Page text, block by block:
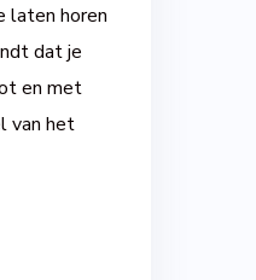
laten horen
dat je
en met
van het